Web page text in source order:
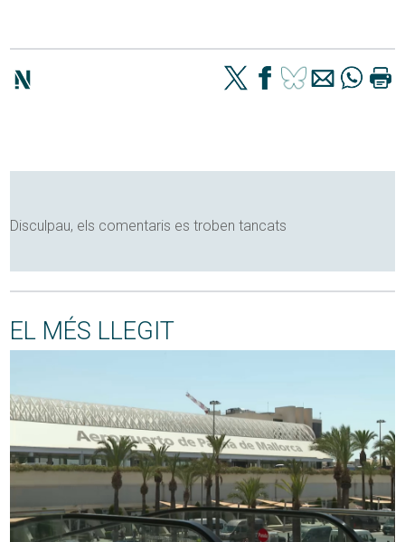
Disculpau, els comentaris es troben tancats
EL MÉS LLEGIT